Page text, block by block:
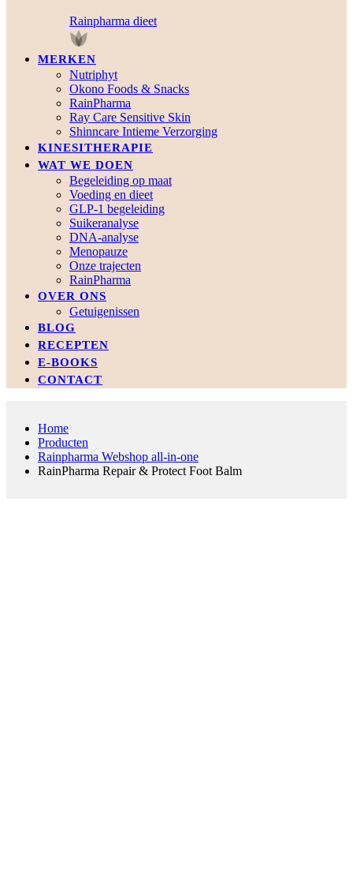
Rainpharma dieet
MERKEN
Nutriphyt
Okono Foods & Snacks
RainPharma
Ray Care Sensitive Skin
Shinncare Intieme Verzorging
KINESITHERAPIE
WAT WE DOEN
Begeleiding op maat
Voeding en dieet
GLP-1 begeleiding
Suikeranalyse
DNA-analyse
Menopauze
Onze trajecten
RainPharma
OVER ONS
Getuigenissen
BLOG
RECEPTEN
E-BOOKS
CONTACT
Home
Producten
Rainpharma Webshop all-in-one
RainPharma Repair & Protect Foot Balm